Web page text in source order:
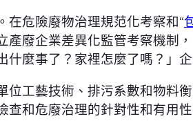
在危險廢物治理規范化考察和“
廢企業差異化監管考察機制
麼事了？家裡怎麼了嗎？」
位工藝技術、排污系數和物
和危廢治理的針對性和有用